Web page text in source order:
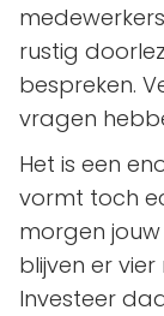
rustig
bespreken.
vragen
Het is een
vormt toch
morgen
blijven er
Investeer